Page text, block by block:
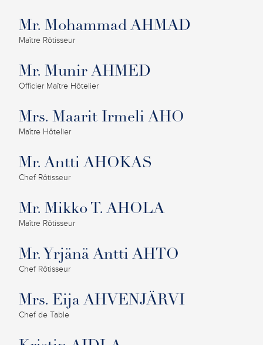
Mr. Mohammad AHMAD
Maître Rôtisseur
Mr. Munir AHMED
Officier Maître Hôtelier
Mrs. Maarit Irmeli AHO
Maître Hôtelier
Mr. Antti AHOKAS
Chef Rôtisseur
Mr. Mikko T. AHOLA
Maître Rôtisseur
Mr. Yrjänä Antti AHTO
Chef Rôtisseur
Mrs. Eija AHVENJÄRVI
Chef de Table